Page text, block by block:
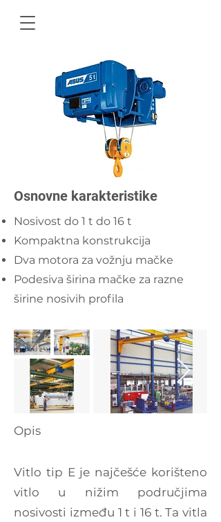
Osnovne karakteristike
Nosivost do 1 t do 16 t
Kompaktna konstrukcija
Dva motora za vožnju mačke
Podesiva širina mačke za razne
širine nosivih profila
Opis
Vitlo tip E je najčešće korišteno
vitlo u nižim područjima
nosivosti između 1 t i 16 t. Ta vitla